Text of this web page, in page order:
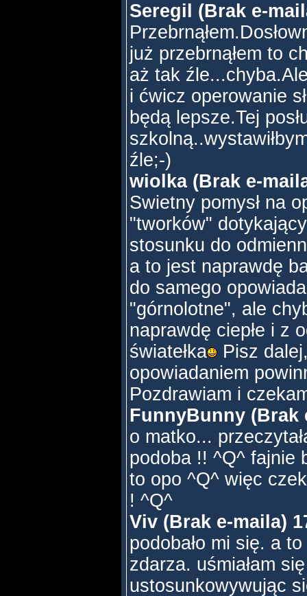
Seregil (Brak e-
już przebrnąłem to
aż tak
i ćwicz operowanie
będą lepsze.Tej
źle;-)
wiolka (Brak e-
Swietny pomysł na
"tworków"
stosunku do
a to jest naprawdę
do samego
"górnolotne", ale
naprawdę ciepłe i z
światełka
Pisz
opowiadaniem
Pozdrawiam i
FunnyBunny (Brak
o matko...
podoba !! ^Q^ fajnie
to opo ^Q^ więc
! ^Q^
Viv (Brak e-maila)
podobało mi się. a
zdarza. uśmiałam
ustosunkowywując